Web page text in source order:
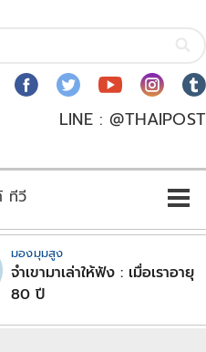
LINE : @THAIPOST
ทีวี
มองมุมสูง
จำเขามาเล่าให้ฟัง : เมื่อเราอายุ
80 ปี